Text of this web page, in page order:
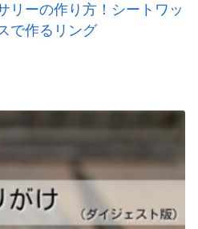
リーの作り方！シートワッ
で作るリング